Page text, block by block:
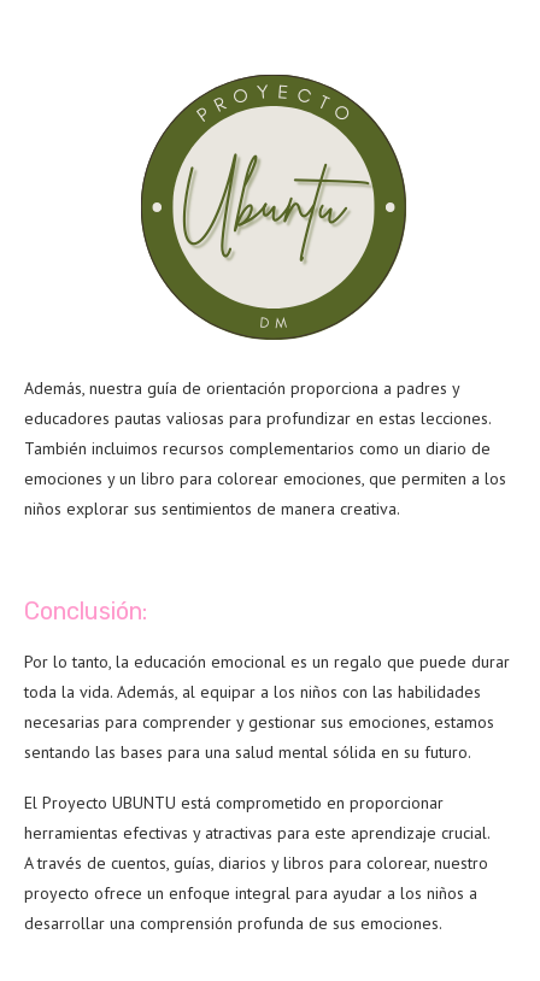
Además, nuestra guía de orientación proporciona a padres y
educadores pautas valiosas para profundizar en estas lecciones.
También incluimos recursos complementarios como un diario de
emociones y un libro para colorear emociones, que permiten a los
niños explorar sus sentimientos de manera creativa.
Conclusión:
Por lo tanto, la educación emocional es un regalo que puede durar
toda la vida. Además, al equipar a los niños con las habilidades
necesarias para comprender y gestionar sus emociones, estamos
sentando las bases para una salud mental sólida en su futuro.
El Proyecto UBUNTU está comprometido en proporcionar
herramientas efectivas y atractivas para este aprendizaje crucial.
A través de cuentos, guías, diarios y libros para colorear, nuestro
proyecto ofrece un enfoque integral para ayudar a los niños a
desarrollar una comprensión profunda de sus emociones.